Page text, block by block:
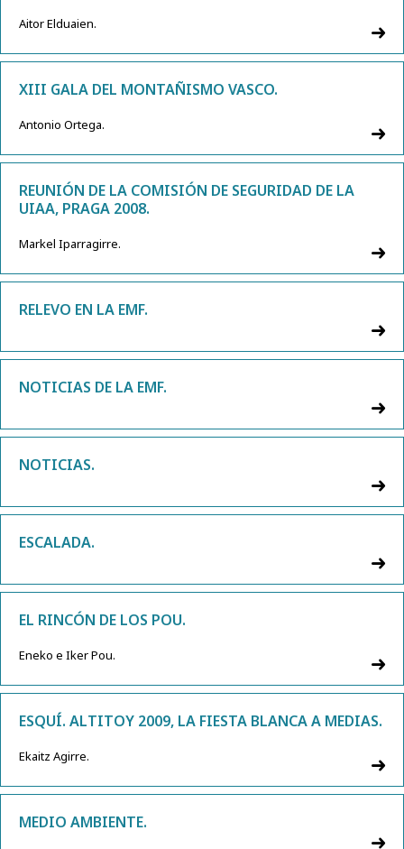
Aitor Elduaien.
XIII GALA DEL MONTAÑISMO VASCO.
Antonio Ortega.
REUNIÓN DE LA COMISIÓN DE SEGURIDAD DE LA
UIAA, PRAGA 2008.
Markel Iparragirre.
RELEVO EN LA EMF.
NOTICIAS DE LA EMF.
NOTICIAS.
ESCALADA.
EL RINCÓN DE LOS POU.
Eneko e Iker Pou.
ESQUÍ. ALTITOY 2009, LA FIESTA BLANCA A MEDIAS.
Ekaitz Agirre.
MEDIO AMBIENTE.